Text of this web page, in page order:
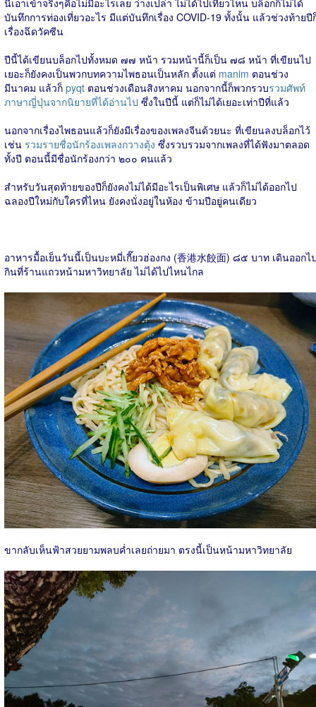
นี้เอาเข้าจริงๆคือไม่มีอะไรเลย ว่างเปล่า ไม่ได้ไปเที่ยวไหน บล็อกก็ไม่ได้
บันทึกการท่องเที่ยวอะไร มีแต่บันทึกเรื่อง COVID-19 ทั้งนั้น แล้วช่วงท้ายปี
เรื่องฉ๊ดวัคซีน
ปีนี้ได้เขียนบล็อกไปทั้งหมด ๗๗ หน้า รวมหน้านี้ก็เป็น ๗๘ หน้า ที่เขียนไป
เยอะก็ยังคงเป็นพวกบทความไพธอนเป็นหลัก ตั้งแต่ manim ตอนช่วง
มีนาคม แล้วก็ pyqt ตอนช่วงเดือนสิงหาคม นอกจากนี้ก็พวกรวบรวมศัพท์
ภาษาญี่ปุ่นจากนิยายที่ได้อ่านไป ซึ่งในปีนี้ แต่ก็ไม่ได้เยอะเท่าปีที่แล้ว
นอกจากเรื่องไพธอนแล้วก็ยังมีเรื่องของเพลงจีนด้วยนะ ที่เขียนลงบล็อกไว้
เช่น รวมรายชื่อนักร้องเพลงกวางตุ้ง ซึ่งรวบรวมจากเพลงที่ได้ฟังมาตลอด
ทั้งปี ตอนนี้มีชื่อนักร้องกว่า ๒๐๐ คนแล้ว
สำหรับวันสุดท้ายของปีก็ยังคงไม่ได้มีอะไรเป็นพิเศษ แล้วก็ไม่ได้ออกไป
ฉลองปีใหม่กับใครที่ไหน ยังคงนั่งอยู่ในห้อง ข้ามปีอยู่คนเดียว
อาหารมื้อเย็นวันนี้เป็นบะหมี่เกี๊ยวฮ่องกง (香港水餃面) ๘๕ บาท เดินออกไ
กินที่ร้านแถวหน้ามหาวิทยาลัย ไม่ได้ไปไหนไกล
ขากลับเห็นฟ้าสวยยามพลบค่ำเลยถ่ายมา ตรงนี้เป็นหน้ามหาวิทยาลัย